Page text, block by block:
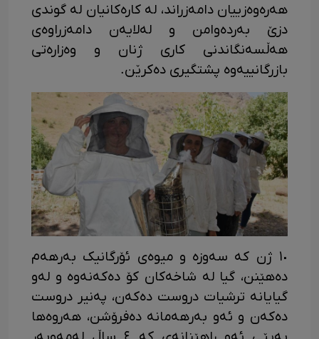
هەرەوەزییان دامەزراند، لە کارەکانیان لە گوندی
دزێ بەردەوامن و لەلایەن دامەزراوەی
هەڵسەنگاندنی کاری ژنان و وەزارەتی
بازرگانییەوە پشتگیری دەکرێن.
١٠ ژن کە سەوزە و میوەی ئۆرگانیک بەرهەم
دەهێنن، گیا لە شاخەکان کۆ دەکەنەوە و لەو
گیایانە ترشیات دروست دەکەن، پەنیر دروست
دەکەن و ئەو بەرهەمانە دەفرۆشن، هەروەها